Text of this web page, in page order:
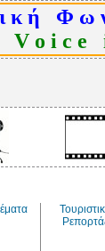
κ ή Φ ω
V o i c e